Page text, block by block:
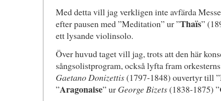
Med detta vill jag verkligen inte avfärda
efter pausen med ”Meditation” ur ”Thaïs”
ett lysande violinsolo.
Över huvud taget vill jag, trots att den här
sångsolistprogram, också lyfta fram
Gaetano Donizettis(1797-1848) ouvertyr till ”
”Aragonaise” ur George Bizets(1838-1875) ”